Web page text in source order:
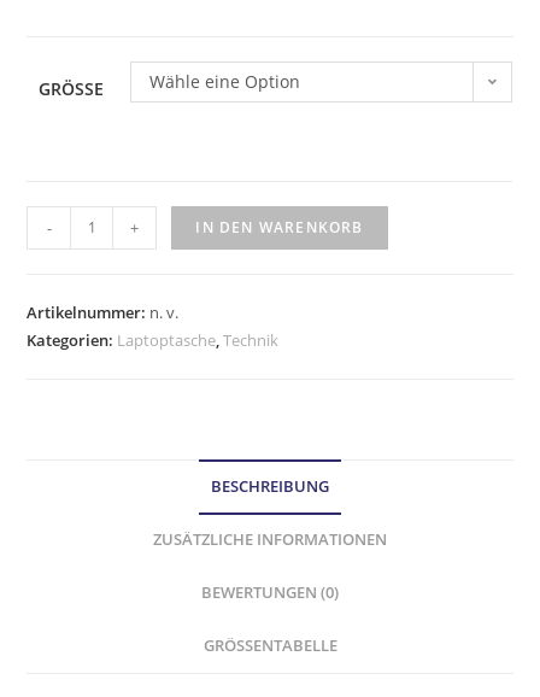
GRÖSSE Wähle eine Option
- + IN DEN WARENKORB
Artikelnummer: n. v.
Kategorien: Laptoptasche,Technik
BESCHREIBUNG
ZUSÄTZLICHE INFORMATIONEN
BEWERTUNGEN (0)
GRÖSSENTABELLE